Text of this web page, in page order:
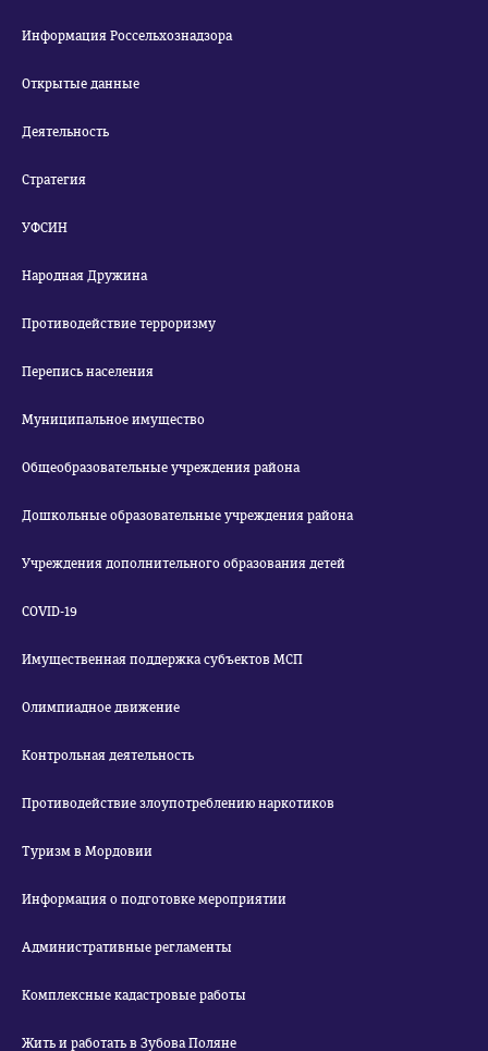
Информация Россельхознадзора
Открытые данные
Деятельность
Стратегия
УФСИН
Народная Дружина
Противодействие терроризму
Перепись населения
Муниципальное имущество
Общеобразовательные учреждения района
Дошкольные образовательные учреждения района
Учреждения дополнительного образования детей
COVID-19
Имущественная поддержка субъектов МСП
Олимпиадное движение
Контрольная деятельность
Противодействие злоупотреблению наркотиков
Туризм в Мордовии
Информация о подготовке мероприятии
Административные регламенты
Комплексные кадастровые работы
Жить и работать в Зубова Поляне